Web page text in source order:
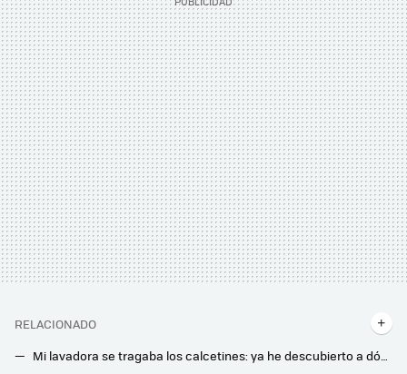
RELACIONADO
Mi lavadora se tragaba los calcetines: ya he descubierto a dónde van a parar